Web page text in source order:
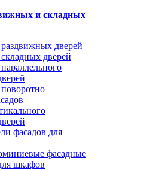
и складных
дверей
дверей
–
фасадов для
фасадные
шкафов